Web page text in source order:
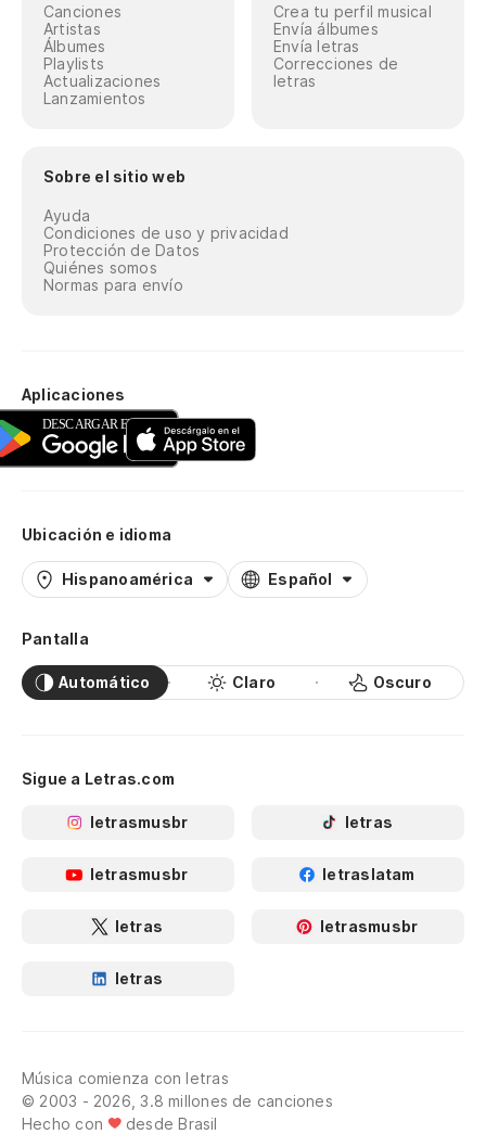
Canciones
Artistas
Álbumes
Playlists
Actualizaciones
Lanzamientos
Crea tu perfil musical
Envía álbumes
Envía letras
Correcciones de
letras
Sobre el sitio web
Ayuda
Condiciones de uso y privacidad
Protección de Datos
Quiénes somos
Normas para envío
Aplicaciones
Ubicación e idioma
Hispanoamérica Español
Pantalla
Automático Claro Oscuro
Sigue a Letras.com
letrasmusbr letras
letrasmusbr letraslatam
letras letrasmusbr
letras
Música comienza con letras
© 2003 - 2026, 3.8 millones de canciones
Hecho con
desde Brasil